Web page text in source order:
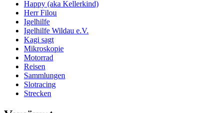
Happy (aka Kellerkind)
Herr Filou
Igelhilfe
Igelhilfe Wildau e.V.
Kagi sagt
Mikroskopie
Motorrad
Reisen
Sammlungen
Slotracing
Strecken